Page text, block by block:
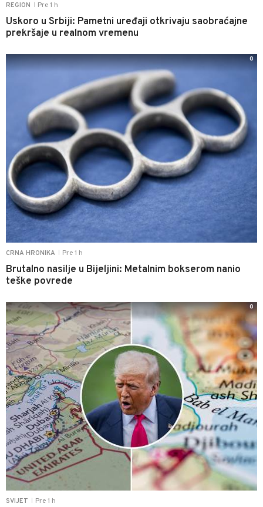
REGION Pre 1 h
Uskoro u Srbiji: Pametni uređaji otkrivaju saobraćajne
prekršaje u realnom vremenu
CRNA HRONIKA Pre 1 h
Brutalno nasilje u Bijeljini: Metalnim bokserom nanio
teške povrede
0
SVIJET Pre 1 h
0